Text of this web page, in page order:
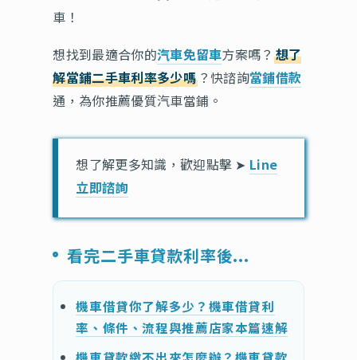
車！
想找到最適合你的汽車免留車方案嗎？ 想了
解當鋪二手車利率多少嗎？快諮詢當鋪借款
通，為你推薦優質汽車當鋪。
想了解更多知識，歡迎點擊 ➤ Line
立即諮詢
看完二手車貸款利率後...
機車借貸你了解多少？機車借貸利
率、條件、流程與推薦店家本篇速解